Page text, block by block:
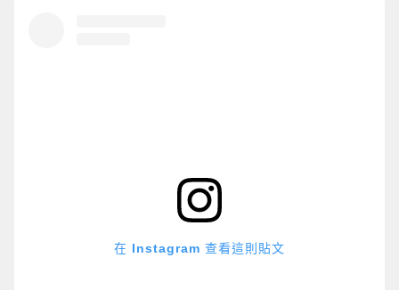
在 Instagram 查看這則貼文